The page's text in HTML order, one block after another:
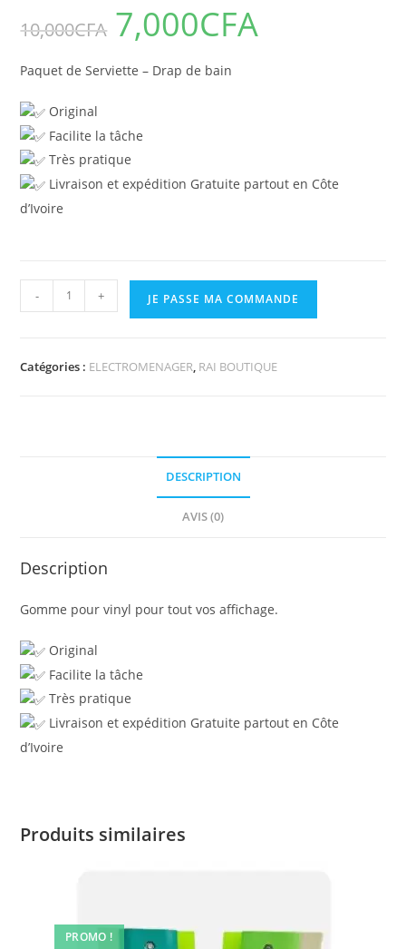
10,000CFA 7,000CFA
Paquet de Serviette – Drap de bain
Original
Facilite la tâche
Très pratique
Livraison et expédition Gratuite partout en Côte
d’Ivoire
- + JE PASSE MA COMMANDE
Catégories : ELECTROMENAGER, RAI BOUTIQUE
DESCRIPTION
AVIS (0)
Description
Gomme pour vinyl pour tout vos affichage.
Original
Facilite la tâche
Très pratique
Livraison et expédition Gratuite partout en Côte
d’Ivoire
Produits similaires
PROMO !